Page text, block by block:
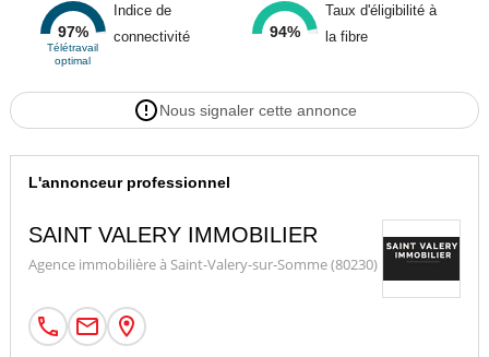
97%
Télétravail
optimal
Indice de
connectivité
94%
Taux d'éligibilité à
la fibre
Nous signaler cette annonce
L'annonceur professionnel
SAINT VALERY IMMOBILIER
Agence immobilière à Saint-Valery-sur-Somme (80230)